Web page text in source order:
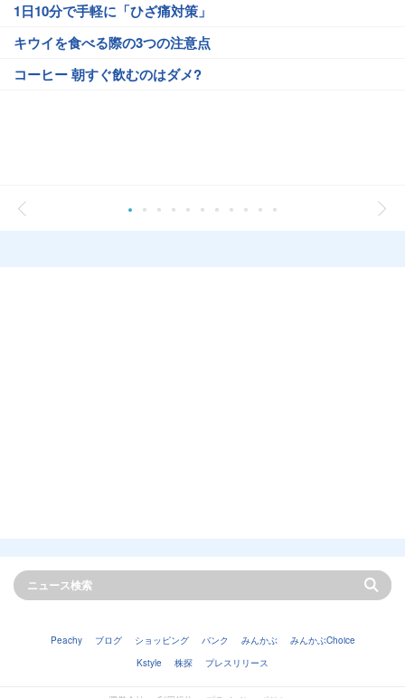
1日10分で手軽に「ひざ痛対策」
キウイを食べる際の3つの注意点
コーヒー 朝すぐ飲むのはダメ?
Peachy ブログ ショッピング バンク みんかぶ
みんかぶChoice
Kstyle
株探 プレスリリース